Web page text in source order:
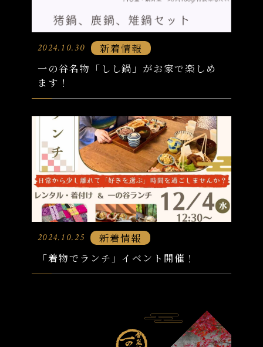
2024.10.30
新着情報
一の谷名物「しし鍋」がお家で楽しめ
ます！
2024.10.25
新着情報
「着物でランチ」イベント開催！